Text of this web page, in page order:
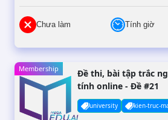
Chưa làm Tính giờ
Membership
Đề thi, bài tập trắc
tính online - Đề #21
university kien-truc-